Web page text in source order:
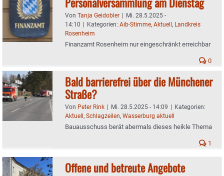
Von Tanja Geidobler | Mi. 28.5.2025 -
14:10 | Kategorien: Aib-Stimme, Aktuell, Landkreis
Rosenheim
Finanzamt Rosenheim nur eingeschränkt erreichbar
0
Bald barrierefrei über die Münchener
Straße?
Von Peter Rink | Mi. 28.5.2025 - 14:09 | Kategorien:
Aktuell, Schlagzeilen, Wasserburg aktuell
Bauausschuss berät abermals dieses heikle Thema
1
Offene und betreute Angebote